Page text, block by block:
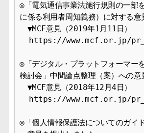
◎「電気通信事業法施行規則の一部
に係る利用者周知義務）に対する
▼MCF意見（2019年1月11日）
https://www.mcf.or.jp/
◎「デジタル・プラットフォーマー
検討会」中間論点整理（案）への意
▼MCF意見（2018年12月4日）
https://www.mcf.or.jp/
◎「個人情報保護法についてのガイ